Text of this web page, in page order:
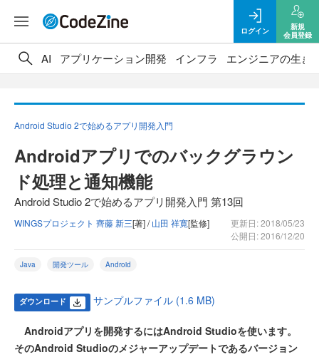
ログイン
新規
会員登録
AI アプリケーション開発 インフラ エンジニアの生き
Android Studio 2で始めるアプリ開発入門
Androidアプリでのバックグラウン
ド処理と通知機能
Android Studio 2で始めるアプリ開発入門 第13回
WINGSプロジェクト 齊藤 新三[著] /山田 祥寛[監修]
更新日: 2018/05/23
公開日: 2016/12/20
Java 開発ツール Android
ダウンロード サンプルファイル (1.6 MB)
Androidアプリを開発するにはAndroid Studioを使います。
そのAndroid Studioのメジャーアップデートであるバージョン